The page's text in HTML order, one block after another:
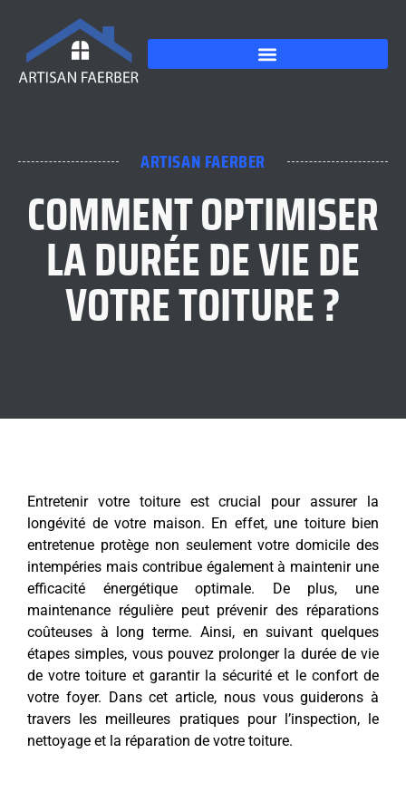
ARTISAN FAERBER
COMMENT OPTIMISER
LA DURÉE DE VIE DE
VOTRE TOITURE ?
Entretenir votre toiture est crucial pour assurer la
longévité de votre maison. En effet, une toiture bien
entretenue protège non seulement votre domicile des
intempéries mais contribue également à maintenir une
efficacité énergétique optimale. De plus, une
maintenance régulière peut prévenir des réparations
coûteuses à long terme. Ainsi, en suivant quelques
étapes simples, vous pouvez prolonger la durée de vie
de votre toiture et garantir la sécurité et le confort de
votre foyer. Dans cet article, nous vous guiderons à
travers les meilleures pratiques pour l’inspection, le
nettoyage et la réparation de votre toiture.